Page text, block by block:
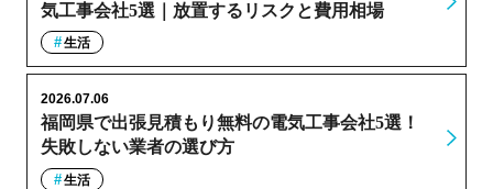
気工事会社5選｜放置するリスクと費用相場
生活
福岡県で出張見積もり無料の電気工事会社5選！
失敗しない業者の選び方
2026.07.06
生活